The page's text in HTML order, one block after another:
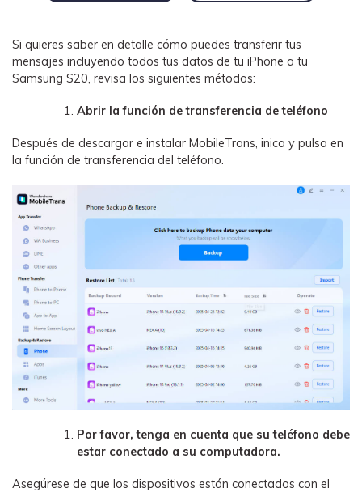
Si quieres saber en detalle cómo puedes transferir tus
mensajes incluyendo todos tus datos de tu iPhone a tu
Samsung S20, revisa los siguientes métodos:
Abrir la función de transferencia de teléfono
Después de descargar e instalar MobileTrans, inica y pulsa en
la función de transferencia del teléfono.
Por favor, tenga en cuenta que su teléfono debe
estar conectado a su computadora.
Asegúrese de que los dispositivos están conectados con el